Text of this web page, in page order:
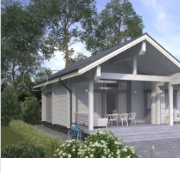
Предыдущий